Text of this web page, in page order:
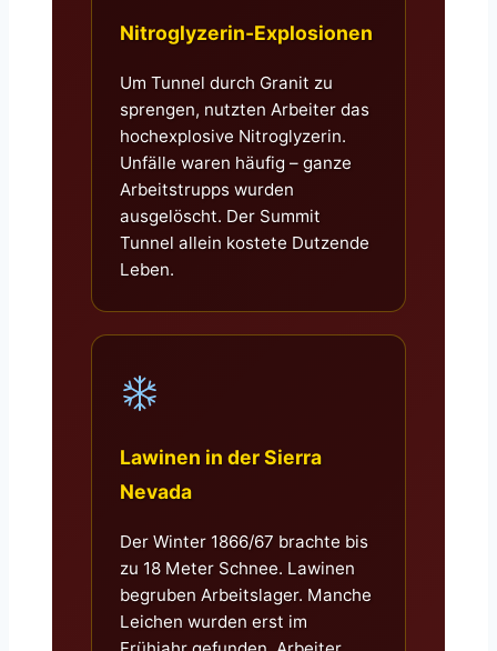
Nitroglyzerin-Explosionen
Um Tunnel durch Granit zu
sprengen, nutzten Arbeiter das
hochexplosive Nitroglyzerin.
Unfälle waren häufig – ganze
Arbeitstrupps wurden
ausgelöscht. Der Summit
Tunnel allein kostete Dutzende
Leben.
Lawinen in der Sierra
Nevada
Der Winter 1866/67 brachte bis
zu 18 Meter Schnee. Lawinen
begruben Arbeitslager. Manche
Leichen wurden erst im